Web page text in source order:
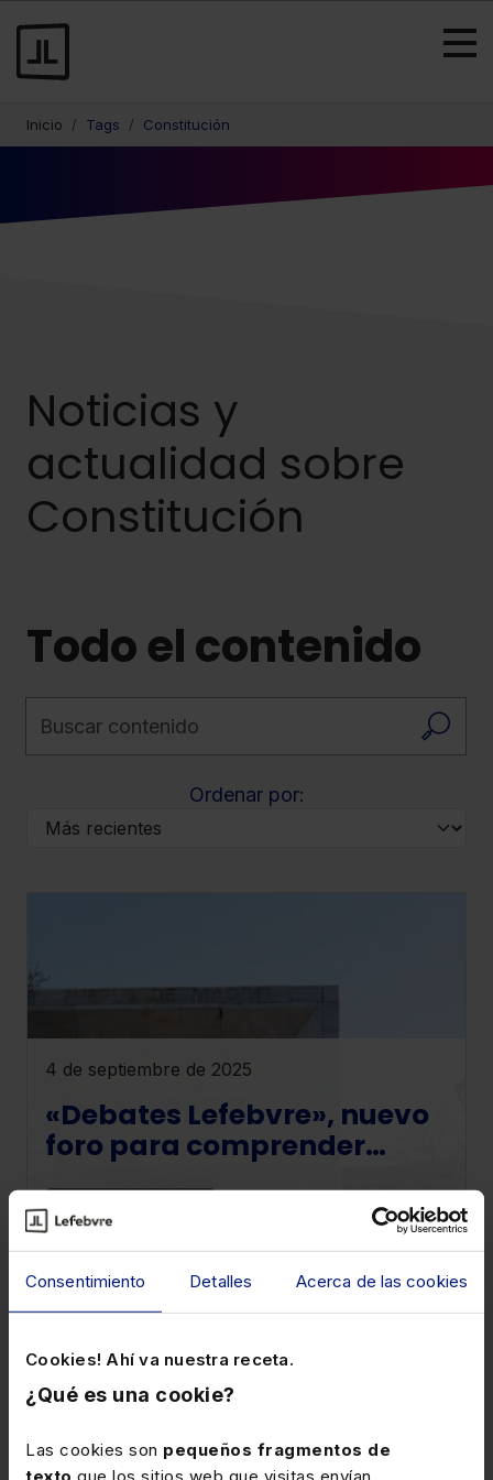
Consentimiento Detalles Acerca de las cookies
Cookies! Ahí va nuestra receta.
¿Qué es una cookie?
Las cookies son pequeños fragmentos de
texto que los sitios web que visitas envían
Inicio Tags Constitución
Noticias y
actualidad sobre
Constitución
Todo el contenido
Ordenar por:
4 de septiembre de 2025
«Debates Lefebvre», nuevo
foro para comprender
enriquecer el discurso jurídico.